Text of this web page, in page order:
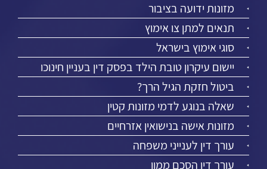
מזונות ידועה בציבור
תנאים למתן צו אימוץ
סוגי אימוץ בישראל
יישום עיקרון טובת הילד בפסק דין בעניין חינוכו
ביטול חזקת הגיל הרך?
שאלה בנוגע לדמי מזונות קטין
מזונות אישה בנישואין אזרחיים
עורך דין לענייני משפחה
עורך דין הסכם ממון